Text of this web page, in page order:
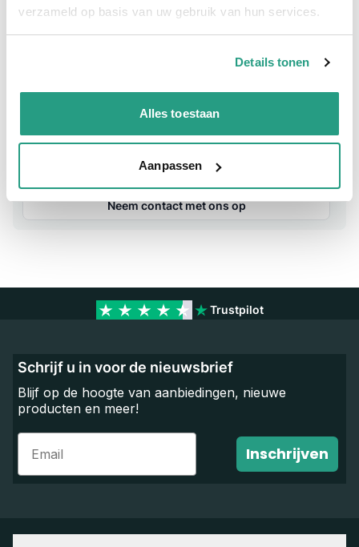
verzameld op basis van uw gebruik van hun services.
Details tonen
Alles toestaan
Aanpassen
Polyurethaan
Rollengte 10 mtr
Vragen? Neem dan nu contact op
We zijn beschikbaar van ma t/m vr van 08:00 tot 17:00 uur.
Neem contact met ons op
Trustpilot
Schrijf u in voor de nieuwsbrief
Blijf op de hoogte van aanbiedingen, nieuwe
producten en meer!
Email
Inschrijven